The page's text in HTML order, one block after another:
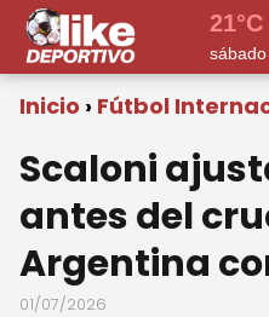
21°C
Inicio Fútbol
Scaloni
antes del
Argentina
01/07/2026